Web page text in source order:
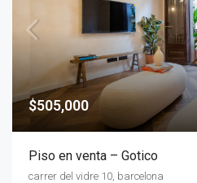
$505,000
Piso en venta – Gotico
carrer del vidre 10, barcelona